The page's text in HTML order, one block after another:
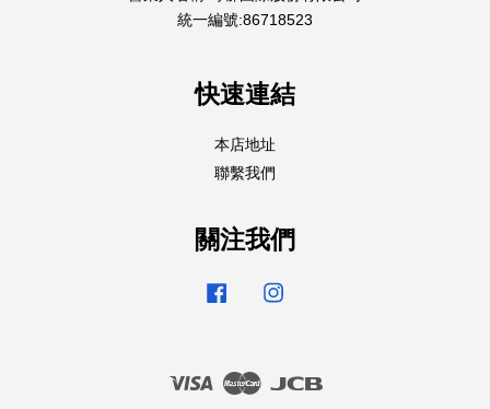
統一編號:86718523
快速連結
本店地址
聯繫我們
關注我們
Facebook
Visa Master